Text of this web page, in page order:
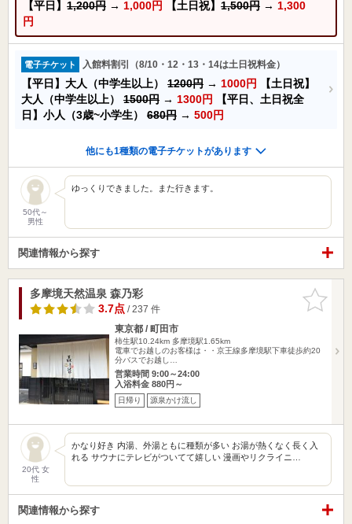
【平日】 1,200円 → 1,000円 【土日祝】 1,500円 → 1,300
円
電子チケット 入館料割引（8/10・12・13・14は土日祝料金）
【平日】大人（中学生以上） 1200円 → 1000円
【土日祝】
大人（中学生以上） 1500円 → 1300円
【平日、土日祝全
日】小人（3歳~小学生） 680円 → 500円
他にも1種類の電子チケットがあります
50代～
男性
ゆっくりできました。また行きます。
関連情報から探す
お気に入
りに追加
多摩境天然温泉 森乃彩
3.7点/ 237 件
東京都 / 町田市
柿生駅10.24km 多摩境駅1.65km
電車でお越しのお客様は・・京王線多摩境駅下車徒歩約20
分バスでお越し…
営業時間 9:00～24:00
入浴料金 880円～
日帰り 源泉かけ流し
20代 女
性
かなり好き 内湯、外湯ともに種類が多い お湯が熱くなく長く入
れる サウナにテレビがついてて嬉しい 漫画やリクライニ…
関連情報から探す